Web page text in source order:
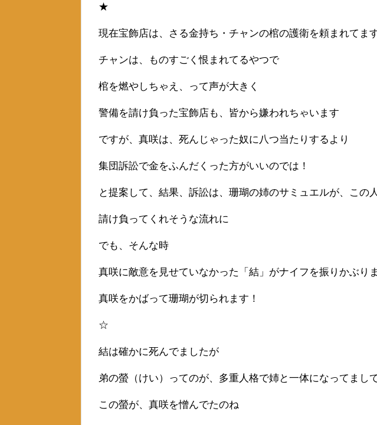
★
現在宝飾店は、さる金持ち・チャンの棺の護衛を頼まれてま
チャンは、ものすごく恨まれてるやつで
棺を燃やしちゃえ、って声が大きく
警備を請け負った宝飾店も、皆から嫌われちゃいます
ですが、真咲は、死んじゃった奴に八つ当たりするより
集団訴訟で金をふんだくった方がいいのでは！
と提案して、結果、訴訟は、珊瑚の姉のサミュエルが、この
請け負ってくれそうな流れに
でも、そんな時
真咲に敵意を見せていなかった「結」がナイフを振りかぶり
真咲をかばって珊瑚が切られます！
☆
結は確かに死んでましたが
弟の螢（けい）ってのが、多重人格で姉と一体になってまし
この螢が、真咲を憎んでたのね